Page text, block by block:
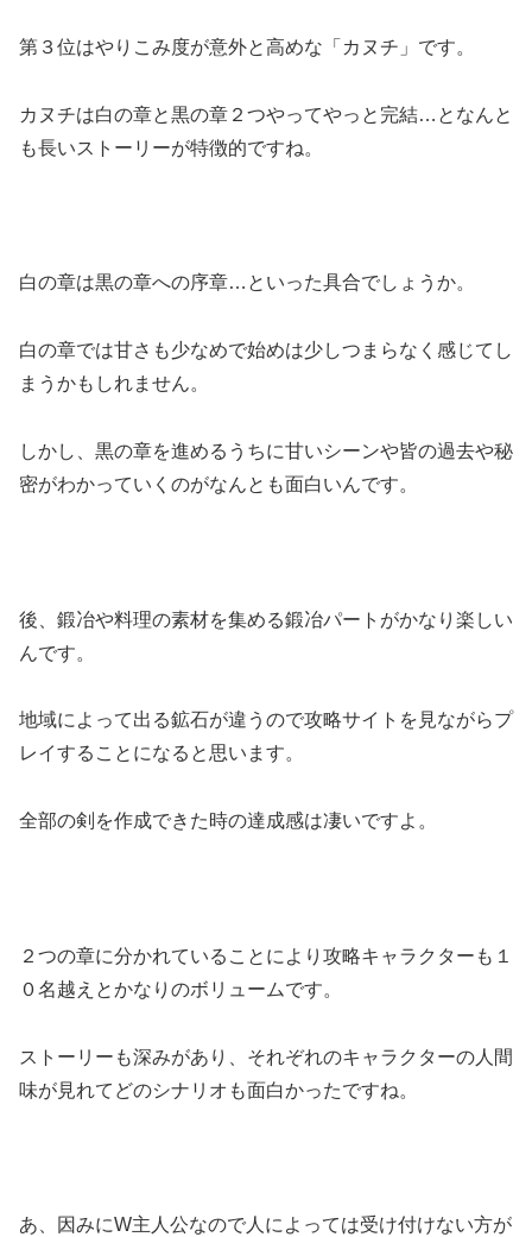
第３位はやりこみ度が意外と高めな 「カヌチ」 です。
カヌチは白の章と黒の章２つやってやっと完結…となんと
も長いストーリーが特徴的ですね。
白の章は黒の章への序章…といった具合でしょうか。
白の章では甘さも少なめで始めは少しつまらなく感じてし
まうかもしれません。
しかし、黒の章を進めるうちに甘いシーンや皆の過去や秘
密がわかっていくのがなんとも面白いんです。
後、 鍛冶や料理の素材を集める鍛冶パートがかなり楽しい
んです。
地域によって出る鉱石が違うので攻略サイトを見ながらプ
レイすることになると思います。
全部の剣を作成できた時の達成感は凄いですよ。
２つの章に分かれていることにより 攻略キャラクターも１
０名越えとかなりのボリュームです。
ストーリーも深みがあり、それぞれのキャラクターの人間
味が見れてどのシナリオも面白かったですね。
あ、因みにW主人公なので人によっては受け付けない方が